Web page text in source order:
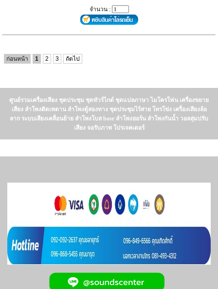
จำนวน :
ก่อนหน้า 1 2 3 ถัดไป
ศูนย์รวมเครื่องเสียง ชุดประชุม ชุดทัวร์ไกด์ ชุดแปลภาษา ไมโครโฟน เครื่องขยาย
เสียง ลำโพงติดเพดาน ลำโพงตู้สองทาง ชุดประชุมไร้สาย โทรโข่ง เครื่องเสียงล้อ
ลาก ระบบเสียงเคลื่อนย้าย ลำโพงโบส bose ลำโพงฮอร์น ลำโพงกันน้ำ วอลลุ่มปรับ
เสียง จอรับภาพ โปรเจคเตอร์